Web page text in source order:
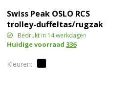
Swiss Peak OSLO RCS
trolley-duffeltas/rugzak
Bedrukt in 14 werkdagen
Huidige voorraad336